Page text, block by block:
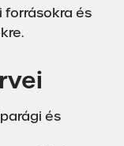
forrásokra és
és